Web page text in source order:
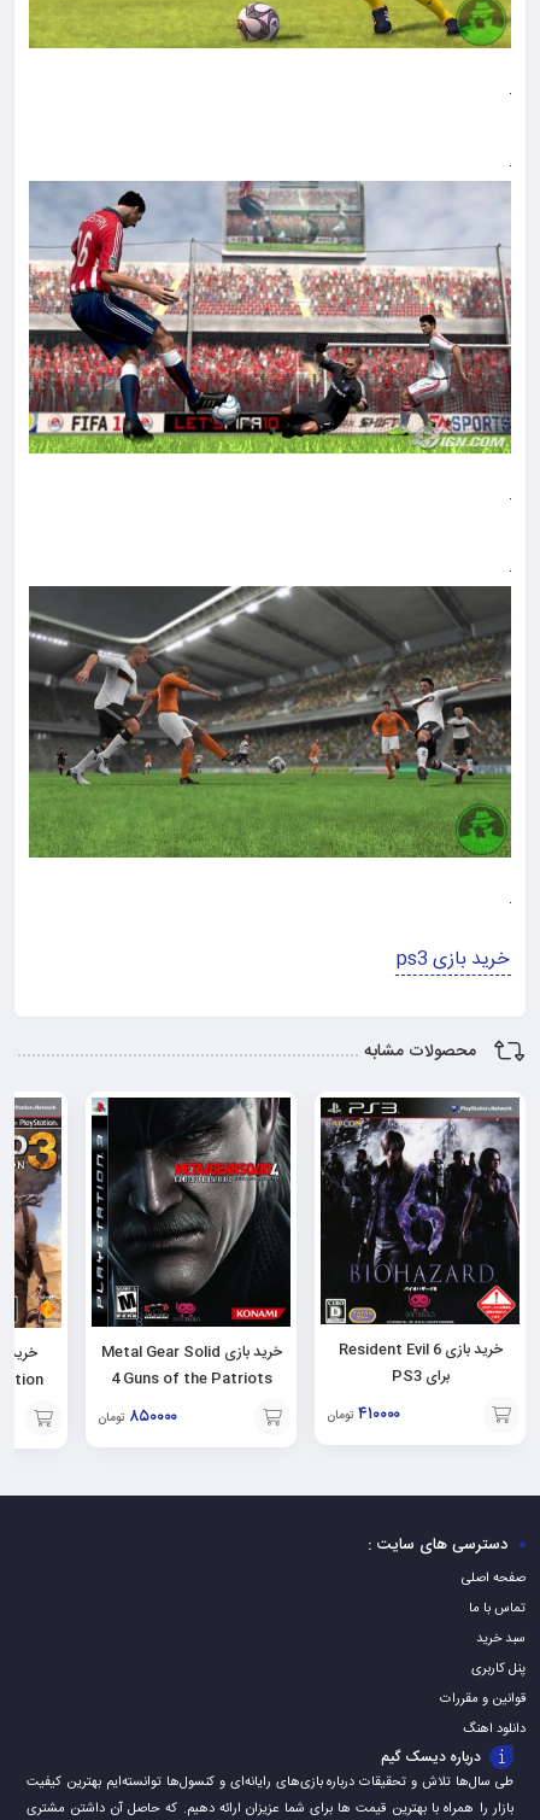
خرید بازی ps3
محصولات مشابه
خرید بازی Resident Evil 6
برای PS3
۴۱۰۰۰۰ تومان
افزودن
خرید بازی Metal Gear Solid
4 Guns of the Patriots
۸۵۰۰۰۰ تومان
افزودن
به
افزودن
به
دسترسی های سایت :
صفحه اصلی
تماس با ما
سبد خرید
پنل کاربری
قوانین و مقررات
دانلود اهنگ
درباره دیسک گیم
طی سال‌ها تلاش و تحقیقات درباره بازی‌های رایانه‌ای و کنسول‌ها توانسته‌ایم بهترین کیفیت
بازار را همراه با بهترین قیمت ها برای شما عزیزان ارائه دهیم. که حاصل آن داشتن مشتری